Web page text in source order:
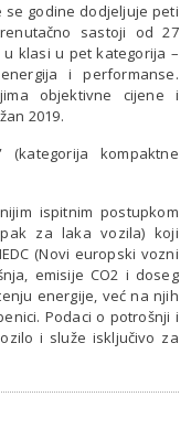
godine dodjeljuje peti
sastoji od 27
klasi u pet kategorija –
i performanse.
objektivne cijene i
2019.
(kategorija kompaktne
ispitnim postupkom
za laka vozila) koji
(Novi europski vozni
emisije CO2 i doseg
energije, već na njih
Podaci o potrošnji i
i služe isključivo za